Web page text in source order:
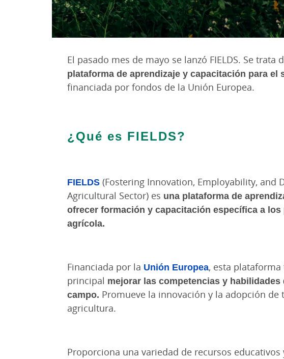
El pasado mes de mayo se lanzó FIELDS. Se trata
plataforma de aprendizaje y capacitación para el
financiada por fondos de la Unión Europea.
¿Qué es FIELDS?
FIELDS (Fostering Innovation, Employability, and
Agricultural Sector) es una plataforma de
ofrecer formación y capacitación específica a
agrícola.
Financiada por la Unión Europea, esta
principal mejorar las competencias y
campo. Promueve la innovación y la adopción de
agricultura.
Proporciona una variedad de recursos